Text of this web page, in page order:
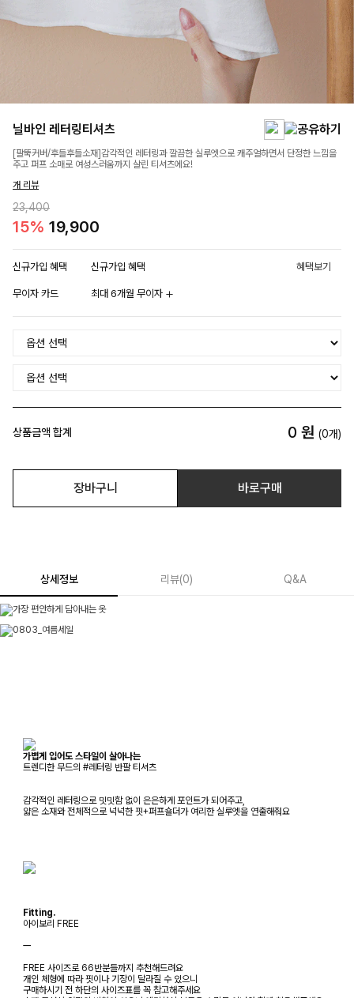
닐바인 레터링티셔츠
[팔뚝커버/후들후들소재]감각적인 레터링과 깔끔한 실루엣으로 캐주얼하면서 단정한 느낌을
주고 퍼프 소매로 여성스러움까지 살린 티셔츠에요!
개 리뷰
23,400
15% 19,900
신규가입 혜택 신규가입 혜택 혜택보기
무이자 카드 최대 6개월 무이자
상품금액 합계 0 원 (0개)
장바구니 바로구매
상세정보 리뷰(0) Q&A
가볍게 입어도 스타일이 살아나는
트렌디한 무드의 #레터링 반팔 티셔츠
감각적인 레터링으로 밋밋함 없이 은은하게 포인트가 되어주고,
얇은 소재와 전체적으로 넉넉한 핏+퍼프숄더가 여리한 실루엣을 연출해줘요
Fitting.
아이보리 FREE
ㅡ
FREE 사이즈로 66반분들까지 추천해드려요
개인 체형에 따라 핏이나 기장이 달라질 수 있으니
구매하시기 전 하단의 사이즈표를 꼭 참고해주세요